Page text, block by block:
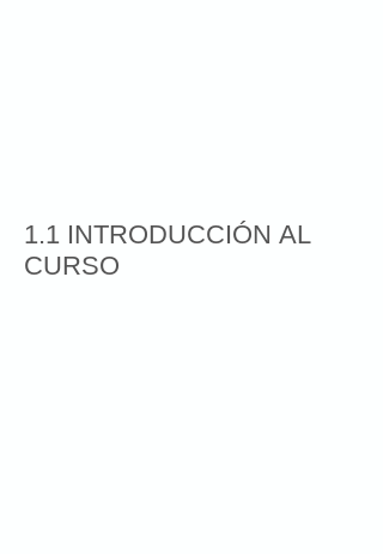
1.1 INTRODUCCIÓN AL
CURSO